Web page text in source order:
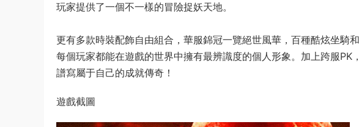
玩家提供了一個不一樣的冒險捉妖天地。
更有多款時裝配飾自由組合，華服錦冠一覽絕世風華，百種酷炫坐騎
每個玩家都能在遊戲的世界中擁有最辨識度的個人形象。加上跨服
譜寫屬于自己的成就傳奇！
遊戲截圖